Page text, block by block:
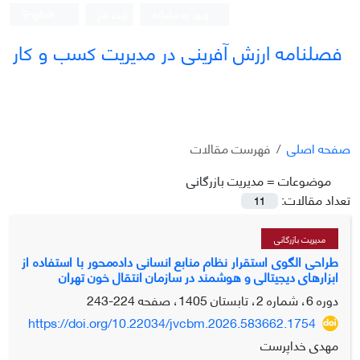
فصلنامه ارزش آفرینی در مدیریت کسب و کار
صفحه اصلی
فهرست مقالات
موضوعات =مدیریت بازرگانی
تعداد مقالات:
11
مدیریت بازرگانی
طراحی الگوی استقرار نظام منابع انسانی داده‌محور با استفاده از
ابزارهای دیجیتالی و هوشمند در سازمان انتقال خون تهران
دوره 6، شماره 2، تابستان 1405، صفحه
224-243
https://doi.org/10.22034/jvcbm.2026.583662.1754
مهدی خداپرست